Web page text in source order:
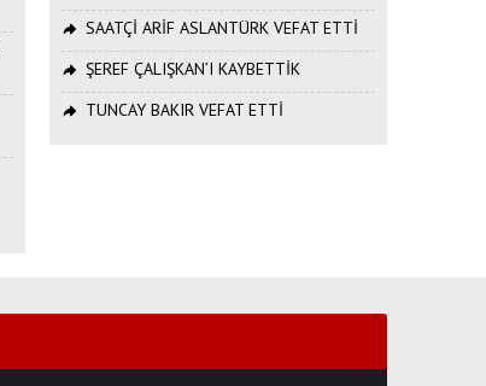
SAATÇİ ARİF ASLANTÜRK VEFAT ETTİ
ŞEREF ÇALIŞKAN’I KAYBETTİK
TUNCAY BAKIR VEFAT ETTİ